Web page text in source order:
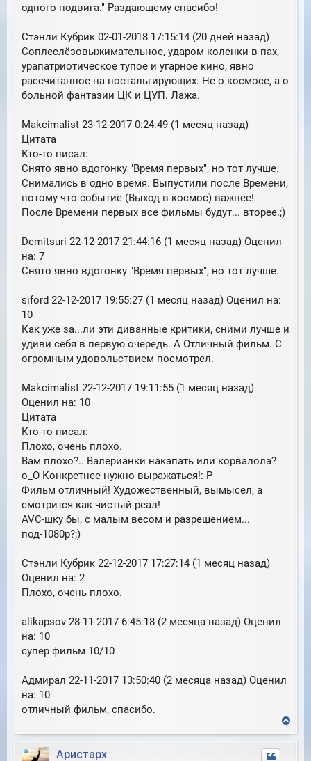
одного подвига." Раздающему спасибо!
Стэнли Кубрик 02-01-2018 17:15:14 (20 дней назад)
Соплеслёзовыжимательное, ударом коленки в пах,
урапатриотическое тупое и угарное кино, явно
рассчитанное на ностальгирующих. Не о космосе, а о
больной фантазии ЦК и ЦУП. Лажа.
Makcimalist 23-12-2017 0:24:49 (1 месяц назад)
Цитата
Кто-то писал:
Снято явно вдогонку "Время первых", но тот лучше.
Снимались в одно время. Выпустили после Времени,
потому что событие (Выход в космос) важнее!
После Времени первых все фильмы будут... вторее.;)
Demitsuri 22-12-2017 21:44:16 (1 месяц назад) Оценил
на: 7
Снято явно вдогонку "Время первых", но тот лучше.
siford 22-12-2017 19:55:27 (1 месяц назад) Оценил на:
10
Как уже за...ли эти диванные критики, сними лучше и
удиви себя в первую очередь. А Отличный фильм. С
огромным удовольствием посмотрел.
Makcimalist 22-12-2017 19:11:55 (1 месяц назад)
Оценил на: 10
Цитата
Кто-то писал:
Плохо, очень плохо.
Вам плохо?.. Валерианки накапать или корвалола?
о_О Конкретнее нужно выражаться!:-Р
Фильм отличный! Художественный, вымысел, а
смотрится как чистый реал!
AVC-шку бы, с малым весом и разрешением...
под-1080р?;)
Стэнли Кубрик 22-12-2017 17:27:14 (1 месяц назад)
Оценил на: 2
Плохо, очень плохо.
alikapsov 28-11-2017 6:45:18 (2 месяца назад) Оценил
на: 10
супер фильм 10/10
Адмирал 22-11-2017 13:50:40 (2 месяца назад) Оценил
на: 10
отличный фильм, спасибо.
Аристарх